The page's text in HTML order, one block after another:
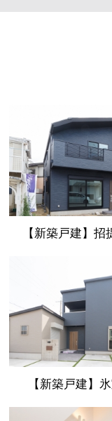
【新築戸建】招
【新築戸建】